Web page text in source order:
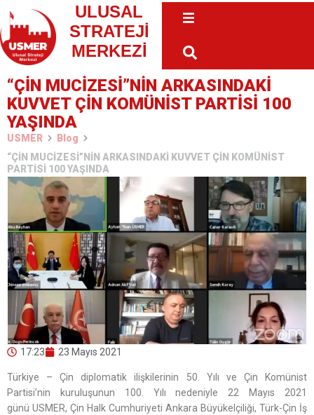
ULUSAL
STRATEJİ
MERKEZİ
“ÇİN MUCİZESİ”NİN ARKASINDAKİ
KUVVET ÇİN KOMÜNİST PARTİSİ 100
YAŞINDA
USMER
Blog
“ÇİN MUCİZESİ”NİN ARKASINDAKİ KUVVET ÇİN KOMÜNİST
PARTİSİ 100 YAŞINDA
17:23 23 Mayıs 2021
Türkiye – Çin diplomatik ilişkilerinin 50. Yılı ve Çin Komünist
Partisi’nin kuruluşunun 100. Yılı nedeniyle 22 Mayıs 2021
günü USMER, Çin Halk Cumhuriyeti Ankara Büyükelçiliği, Türk-Çin İş